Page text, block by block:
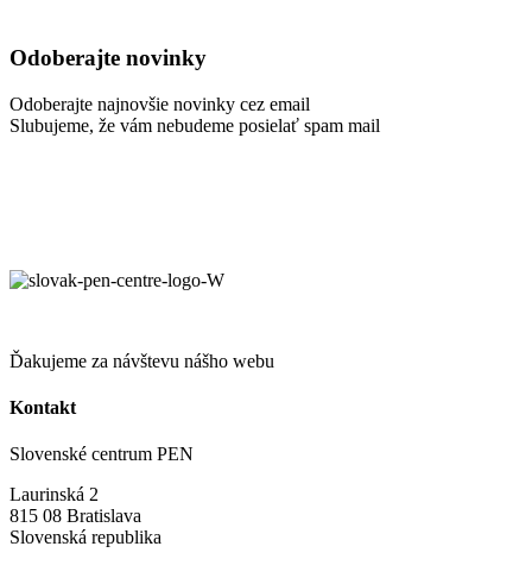
Odoberajte novinky
Odoberajte najnovšie novinky cez email
Slubujeme, že vám nebudeme posielať spam mail
Ďakujeme za návštevu nášho webu
Kontakt
Slovenské centrum PEN
Laurinská 2
815 08 Bratislava
Slovenská republika